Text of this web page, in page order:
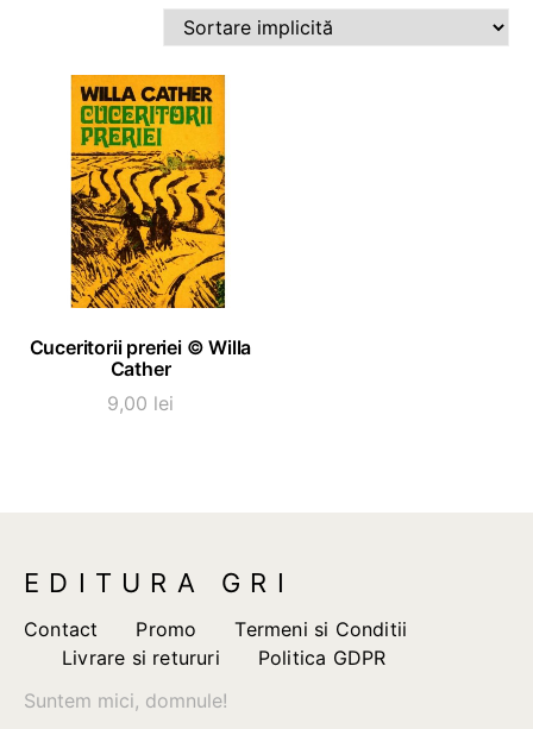
ADAUGĂ ÎN COȘ
Cuceritorii preriei © Willa
Cather
9,00 lei
EDITURA GRI
Contact Promo
Termeni si Conditii
Livrare si retururi
Politica GDPR
Suntem mici, domnule!